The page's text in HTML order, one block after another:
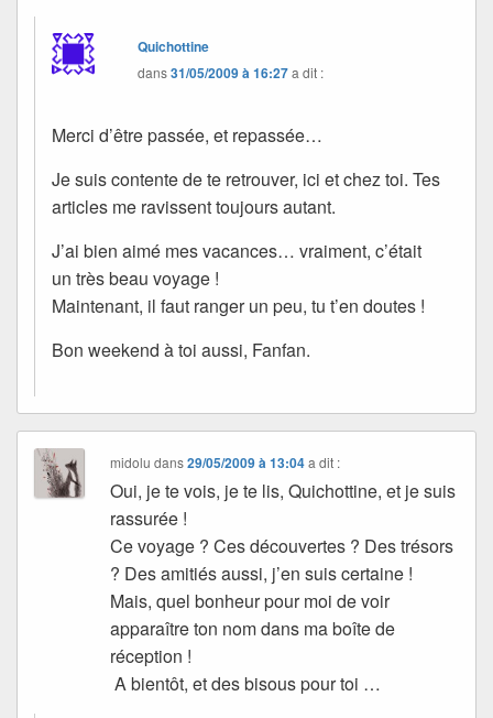
Quichottine
dans31/05/2009 à 16:27a dit :
Merci d’être passée, et repassée…
Je suis contente de te retrouver, ici et chez toi. Tes
articles me ravissent toujours autant.
J’ai bien aimé mes vacances… vraiment, c’était
un très beau voyage !
Maintenant, il faut ranger un peu, tu t’en doutes !
Bon weekend à toi aussi, Fanfan.
midolu dans29/05/2009 à 13:04 a dit :
Oui, je te vois, je te lis, Quichottine, et je suis
rassurée !
Ce voyage ? Ces découvertes ? Des trésors
? Des amitiés aussi, j’en suis certaine !
Mais, quel bonheur pour moi de voir
apparaître ton nom dans ma boîte de
réception !
A bientôt, et des bisous pour toi …